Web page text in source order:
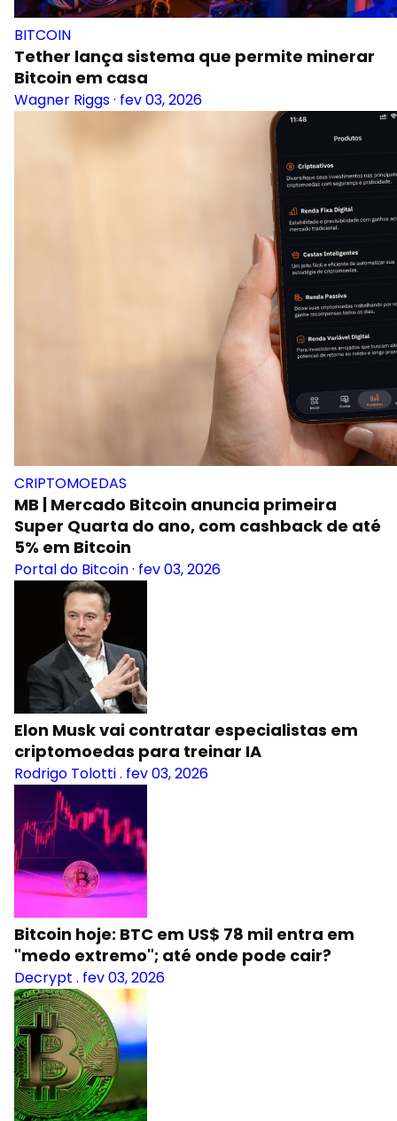
BITCOIN
Tether lança sistema que permite minerar
Bitcoin em casa
Wagner Riggs· fev 03, 2026
CRIPTOMOEDAS
MB | Mercado Bitcoin anuncia primeira
Super Quarta do ano, com cashback de até
5% em Bitcoin
Portal do Bitcoin· fev 03, 2026
Elon Musk vai contratar especialistas em
criptomoedas para treinar IA
Rodrigo Tolotti. fev 03, 2026
Bitcoin hoje: BTC em US$ 78 mil entra em
"medo extremo"; até onde pode cair?
Decrypt . fev 03, 2026